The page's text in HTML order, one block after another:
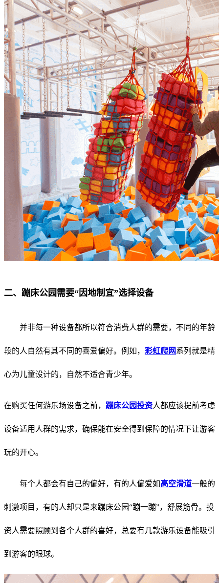
二、蹦床公园需要“因地制宜”选择设备
并非每一种设备都所以符合消费人群的需要，不同的年龄
段的人自然有其不同的喜爱偏好。例如， 彩虹爬网系列就是精
心为儿童设计的，自然不适合青少年。
在购买任何游乐场设备之前， 蹦床公园投资人都应该提前考虑
设备适用人群的需求，确保能在安全得到保障的情况下让游客
玩的开心。
每个人都会有自己的偏好，有的人偏爱如高空滑道一般的
刺激项目，有的人却只是来蹦床公园“蹦一蹦”，舒展筋骨。投
资人需要照顾到各个人群的喜好，总要有几款游乐设备能吸引
到游客的眼球。